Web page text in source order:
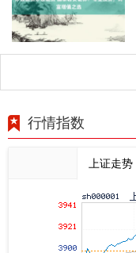
行情指数
上证走势